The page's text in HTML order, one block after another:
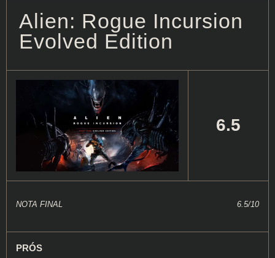
Alien: Rogue Incursion
Evolved Edition
6.5
NOTA FINAL 6.5/10
PRÓS